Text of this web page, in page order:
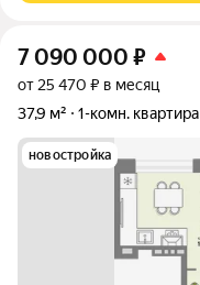
7 090 000 ₽
от 25 470 ₽ в месяц
37,9 м²
1-комн. квартира
новостройка